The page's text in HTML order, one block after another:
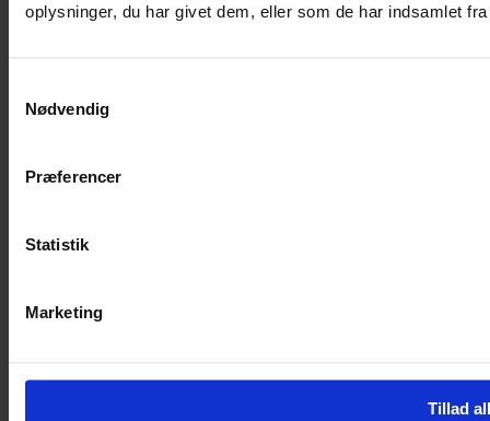
oplysninger, du har givet dem, eller som de har indsamlet
Nødvendig
Præferencer
Statistik
Marketing
Tillad
Facebook-f
Instagram
Handelsbetingelser
Om Yarn Every Wear